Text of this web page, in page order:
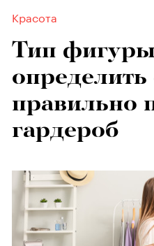
Красота
Тип
правильно
гардероб